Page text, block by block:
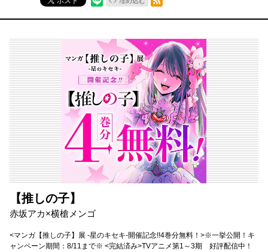
【推しの子】
赤坂アカ×横槍メンゴ
<マンガ【推しの子】展 -星のキセキ-開催記念!!4巻分無料！>※一挙公開！キ
ャンペーン期間：8/11まで※ <完結済み>TVアニメ第1～3期 好評配信中！